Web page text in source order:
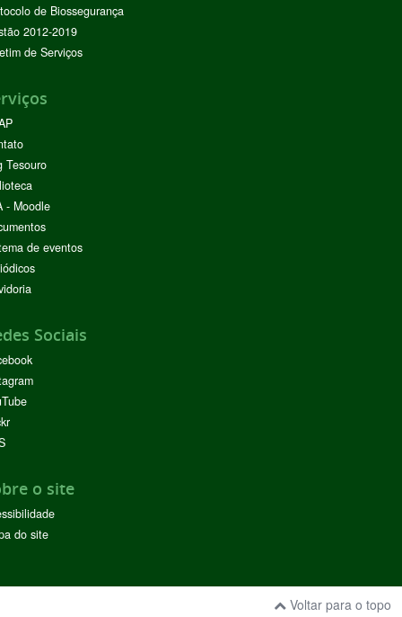
de Biossegurança
2012-2019
de Serviços
Tesouro
- Moodle
de eventos
Sociais
o site
do site
Voltar para o topo